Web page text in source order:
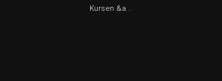
Kursen &a...